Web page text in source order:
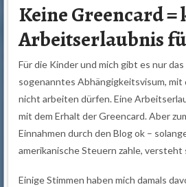
Keine Greencard =
Arbeitserlaubnis
Für die Kinder und mich gibt es nur das
sogenanntes Abhängigkeitsvisum, mit
nicht arbeiten dürfen. Eine
mit dem Erhalt der Greencard. Aber
Einnahmen durch den Blog ok –
amerikanische Steuern zahle, versteht
Einige Stimmen haben mich damals